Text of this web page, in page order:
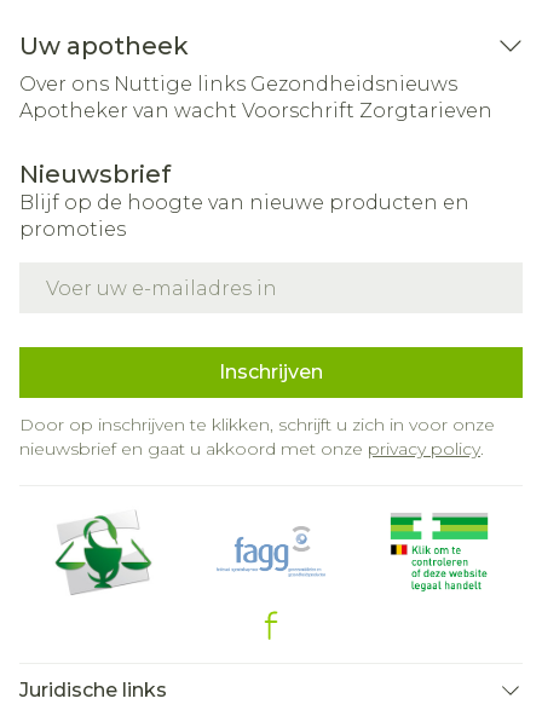
Uw apotheek
Over ons Nuttige links Gezondheidsnieuws
Apotheker van wacht Voorschrift Zorgtarieven
Nieuwsbrief
Blijf op de hoogte van nieuwe producten en
promoties
Inschrijven
Door op inschrijven te klikken, schrijft u zich in voor onze
nieuwsbrief en gaat u akkoord met onze privacy policy.
Juridische links